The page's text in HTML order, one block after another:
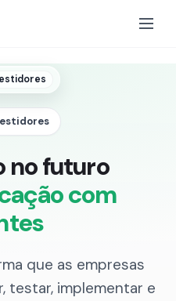
no futuro
com
que as empresas
testar, implementar e